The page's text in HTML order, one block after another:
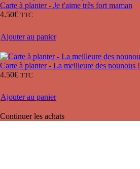
Carte à planter - Je t'aime très fort maman
4.50€ TTC
Ajouter au panier
Carte à planter - La meilleure des nounous !
4.50€ TTC
Ajouter au panier
Continuer les achats